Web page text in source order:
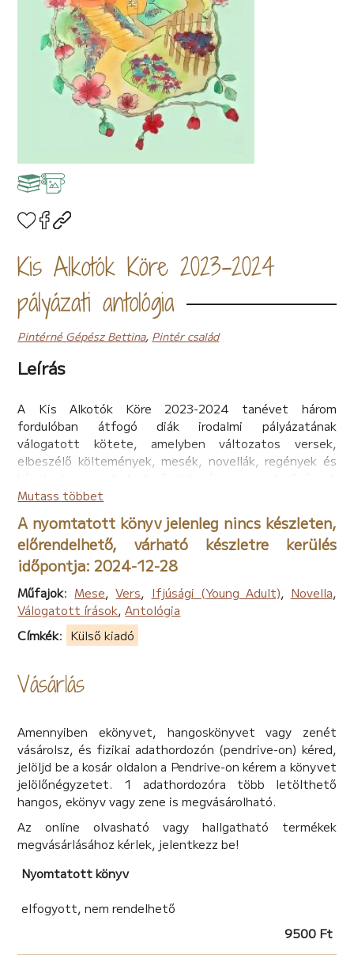
Kis Alkotók Köre 2023-2024
pályázati antológia
Pintérné Gépész Bettina, Pintér család
Leírás
A Kis Alkotók Köre 2023-2024 tanévet három
fordulóban átfogó diák irodalmi pályázatának
válogatott kötete, amelyben változatos versek,
elbeszélő költemények, mesék, novellák, regények és
tollából sok száz oldalon át.
Mutass többet
A nyomtatott könyv jelenleg nincs készleten,
előrendelhető, várható készletre kerülés
időpontja: 2024-12-28
Műfajok: Mese,Vers, Ifjúsági (Young Adult), Novella,
Válogatott írások,Antológia
Címkék: Külső kiadó
Vásárlás
Amennyiben ekönyvet, hangoskönyvet vagy zenét
vásárolsz, és fizikai adathordozón (pendrive-on) kéred,
jelöljd be a kosár oldalon a Pendrive-on kérem a könyvet
jelölőnégyzetet. 1 adathordozóra több letölthető
hangos, ekönyv vagy zene is megvásárolható.
Az online olvasható vagy hallgatható termékek
megvásárlásához kérlek, jelentkezz be!
Nyomtatott könyv
elfogyott, nem rendelhető
9500 Ft